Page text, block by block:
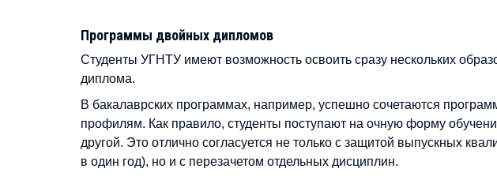
Программы двойных дипломов
Студенты УГНТУ имеют возможность освоить сразу нескольких
диплома.
В бакалаврских программах, например, успешно сочетаются
профилям. Как правило, студенты поступают на очную форму
другой. Это отлично согласуется не только с защитой выпускных
в один год), но и с перезачетом отдельных дисциплин.